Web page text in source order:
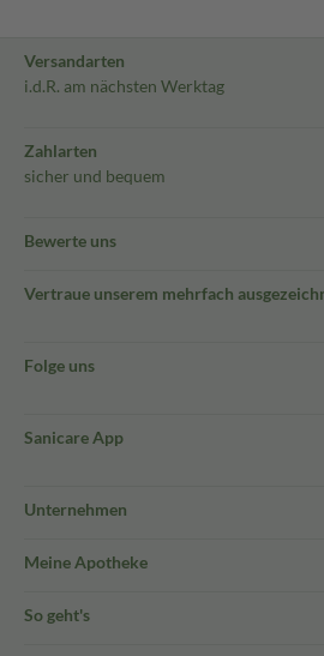
Versandarten
i.d.R. am nächsten Werktag
Zahlarten
sicher und bequem
Bewerte uns
Vertraue unserem mehrfach
Folge uns
Sanicare App
Unternehmen
Meine Apotheke
So geht's